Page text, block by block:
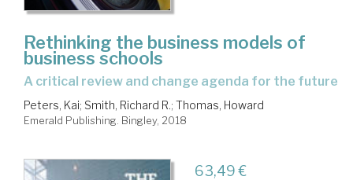
Rethinking the business models of
business schools
a critical review and change agenda for the future
Peters, Kai; Smith, Richard R.; Thomas, Howard
Emerald Publishing. Bingley, 2018
63,49 €